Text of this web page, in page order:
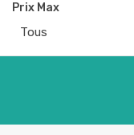
Prix Max
Tous